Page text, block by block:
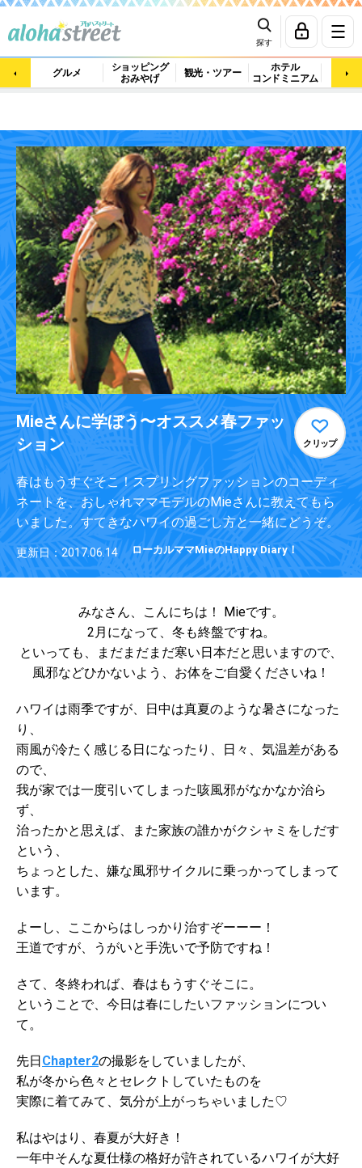
探す
グルメ
ショッピング
おみやげ
観光・ツアー
ホテル
コンドミニアム
マッ
Mieさんに学ぼう〜オススメ春ファッ
ション
クリップ
春はもうすぐそこ！スプリングファッションのコーディ
ネートを、おしゃれママモデルのMieさんに教えてもら
いました。すてきなハワイの過ごし方と一緒にどうぞ。
更新日：2017.06.14 ローカルママMieのHappy Diary！
みなさん、こんにちは！ Mieです。
2月になって、冬も終盤ですね。
といっても、まだまだまだ寒い日本だと思いますので、
風邪などひかないよう、お体をご自愛くださいね！
ハワイは雨季ですが、日中は真夏のような暑さになった
り、
雨風が冷たく感じる日になったり、日々、気温差がある
ので、
我が家では一度引いてしまった咳風邪がなかなか治ら
ず、
治ったかと思えば、また家族の誰かがクシャミをしだす
という、
ちょっとした、嫌な風邪サイクルに乗っかってしまって
います。
よーし、ここからはしっかり治すぞーーー！
王道ですが、うがいと手洗いで予防ですね！
さて、冬終われば、春はもうすぐそこに。
ということで、今日は春にしたいファッションについ
て。
先日Chapter2の撮影をしていましたが、
私が冬から色々とセレクトしていたものを
実際に着てみて、気分が上がっちゃいました♡
私はやはり、春夏が大好き！
一年中そんな夏仕様の格好が許されているハワイが大好